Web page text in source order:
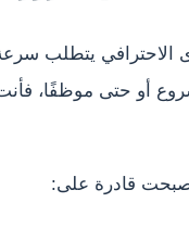
الاحترافي يتطلب
أو حتى موظفًا،
أصبحت قادرة على: